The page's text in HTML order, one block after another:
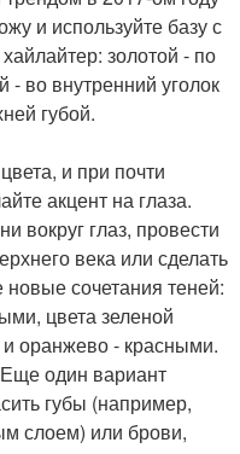
и используйте базу с
золотой - по
- во внутренний уголок
губой.
и при почти
акцент на глаза.
вокруг глаз, провести
века или сделать
сочетания теней:
цвета зеленой
оранжево - красными.
один вариант
губы (например,
слоем) или брови,